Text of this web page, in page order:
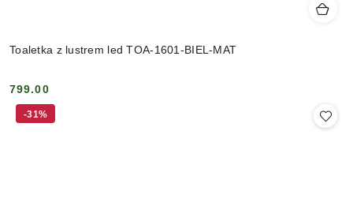
Toaletka z lustrem led TOA-1601-BIEL-MAT
Cena:
799.00
-31%